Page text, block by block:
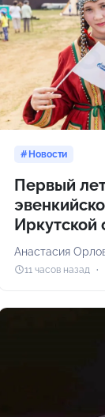
Новости
Первый
Иркутской
Анастасия
11 часов назад